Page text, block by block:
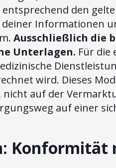
den
Informationen
Ausschließlich die
Unterlagen. Für die
wird. Dieses
auf der
auf einer
Konformität